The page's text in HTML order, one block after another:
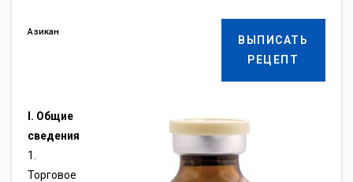
ВЫПИСАТЬ
РЕЦЕПТ
Азикан
I. Общие
сведения
1.
Торговое